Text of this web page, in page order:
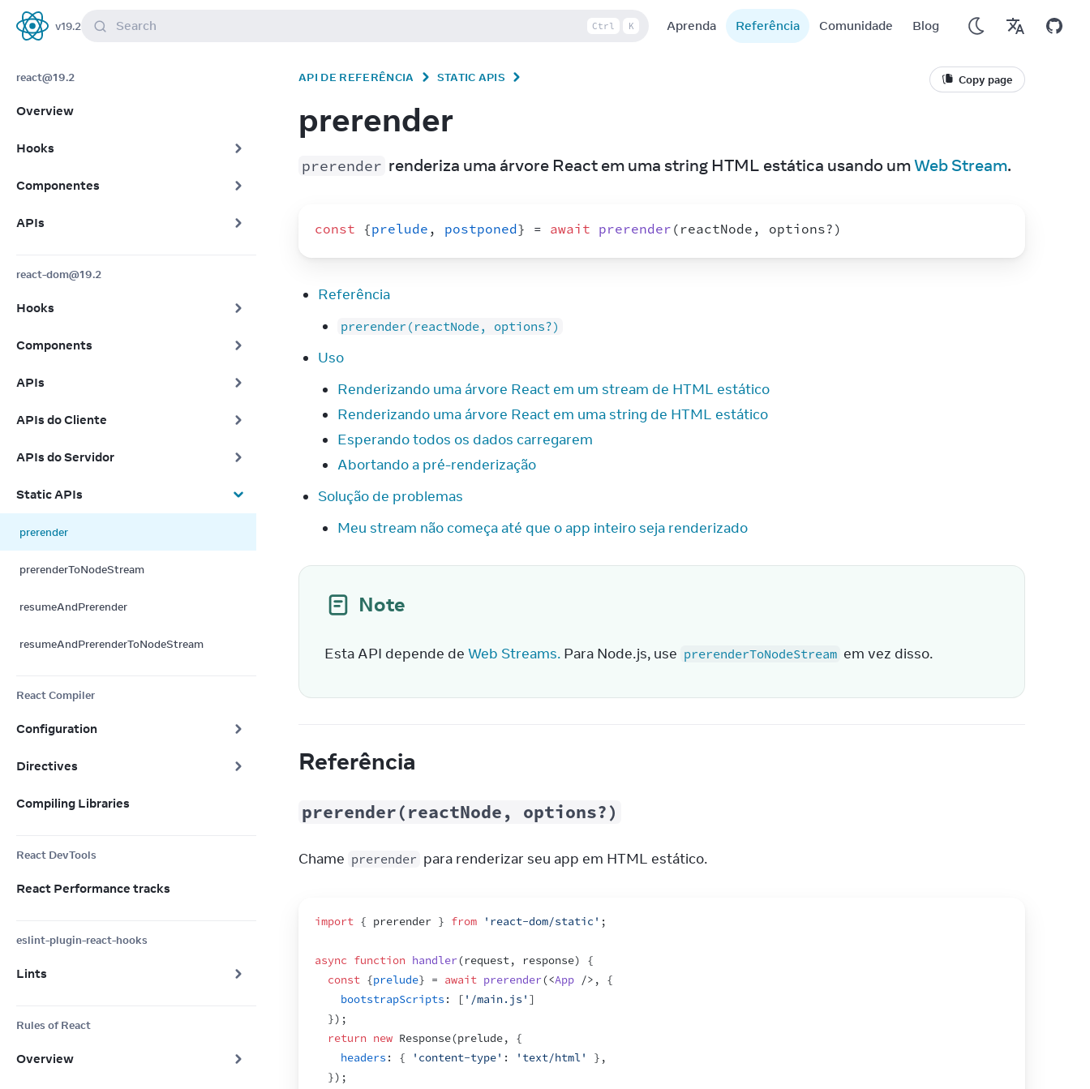
React
v19.2 Search Ctrl K Aprenda Referência Comunidade Blog
react@19.2
Overview
Hooks
Componentes
APIs
react-dom@19.2
Hooks
Components
APIs
APIs do Cliente
APIs do Servidor
Static APIs
prerender
prerenderToNodeStream
resumeAndPrerender
resumeAndPrerenderToNodeStream
React Compiler
Configuration
Directives
Compiling Libraries
React DevTools
React Performance tracks
eslint-plugin-react-hooks
Lints
Rules of React
Overview
API DE REFERÊNCIA STATIC APIS Copy page
prerender
prerender renderiza uma árvore React em uma string HTML estática usando um Web Stream.
const {prelude , postponed} = await prerender ( reactNode , options? )
Referência
prerender(reactNode, options?)
Uso
Renderizando uma árvore React em um stream de HTML estático
Renderizando uma árvore React em uma string de HTML estático
Esperando todos os dados carregarem
Abortando a pré-renderização
Solução de problemas
Meu stream não começa até que o app inteiro seja renderizado
Note
Esta API depende de Web Streams. Para Node.js, use prerenderToNodeStream em vez disso.
Referência
prerender(reactNode, options?)
Chame prerender para renderizar seu app em HTML estático.
import { prerender } from 'react-dom/static' ;
async function handler(request, response)
{
const {prelude} = await prerender(<App /> ,
{
bootstrapScripts : [ '/main.js' ]
}) ;
return new Response(prelude,
{
headers : { 'content-type' : 'text/html' } ,
}) ;